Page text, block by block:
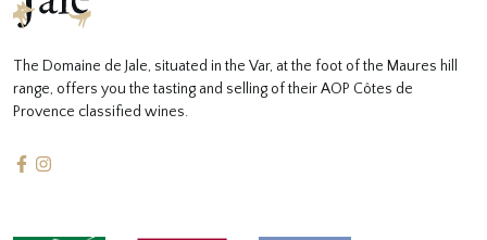
The Domaine de Jale, situated in the Var, at the foot of the Maures hill
range, offers you the tasting and selling of their AOP Côtes de
Provence classified wines.